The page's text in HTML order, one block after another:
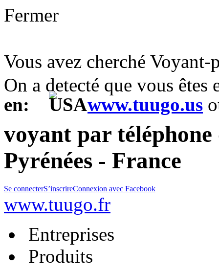
Fermer
Vous avez cherché
On a detecté que vous
en:
www.tuugo.us
voyant par
Pyrénées - France
Se connecterS’inscrireConnexion avec Facebook
www.tuugo.fr
Entreprises
Produits